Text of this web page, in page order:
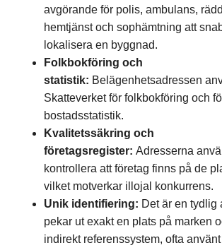
avgörande för polis, ambulans,
hemtjänst och sophämtning att
lokalisera en byggnad.
Folkbokföring och
statistik: Belägenhetsadressen
Skatteverket för folkbokföring och
bostadsstatistik.
Kvalitetssäkring och
företagsregister: Adresserna
kontrollera att företag finns på de
vilket motverkar illojal konkurrens.
Unik identifiering: Det är en tydlig
pekar ut exakt en plats på marken
indirekt referenssystem, ofta